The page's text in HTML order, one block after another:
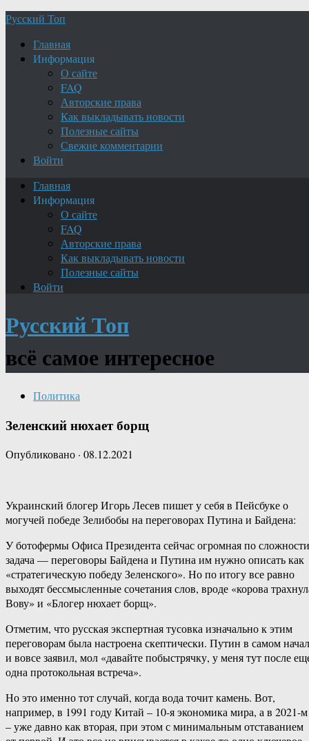
Русский Топ
Главная
Информация
О сайте
FAQ
Авторские права
Как выкладывать новости
Полезные сайты
Свежие комментарии
Войти
Главная
Информация
О сайте
FAQ
Авторские права
Как выкладывать новости
Полезные сайты
Войти
Русский Топ
всё самое интересное
Политика
Зеленский нюхает борщ
Опубликовано · 08.12.2021
Украинский блогер Игорь Лесев пишет у себя в Пейсбуке о
могучей победе Зелибобы на переговорах Путина и Байдена:
У ботофермы Офиса Президента сейчас огромная по сложности
задача — переговоры Байдена и Путина им нужно описать как
«стратегическую победу Зеленского». Но по итогу все равно
выходят бессмысленные сочетания слов, вроде «корова
Вову» и «Блогер нюхает борщ».
Отметим, что русская экспертная тусовка изначально к этим
переговорам была настроена скептически. Путин в самом
и вовсе заявил, мол «давайте побыстрячку, у меня тут после
одна протокольная встреча».
Но это именно тот случай, когда вода точит камень. Вот,
например, в 1991 году Китай – 10-я экономика мира, а в 2021-м
– уже давно как вторая, при этом с минимальным отставанием